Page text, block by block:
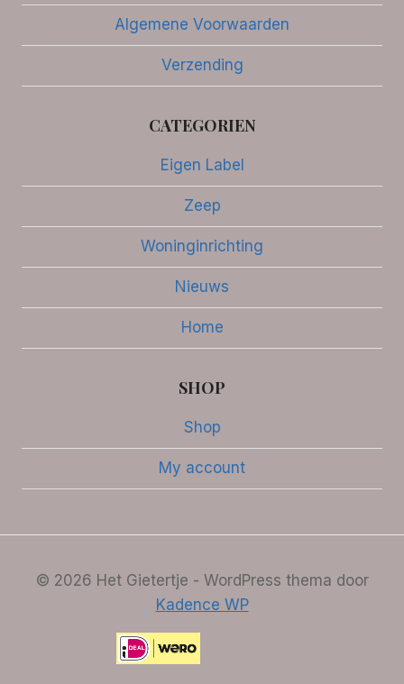
Algemene Voorwaarden
Verzending
CATEGORIEN
Eigen Label
Zeep
Woninginrichting
Nieuws
Home
SHOP
Shop
My account
© 2026 Het Gietertje - WordPress thema door
Kadence WP